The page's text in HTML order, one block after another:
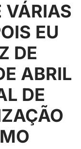
VÁRIAS
EU
DE
ABRIL
DE